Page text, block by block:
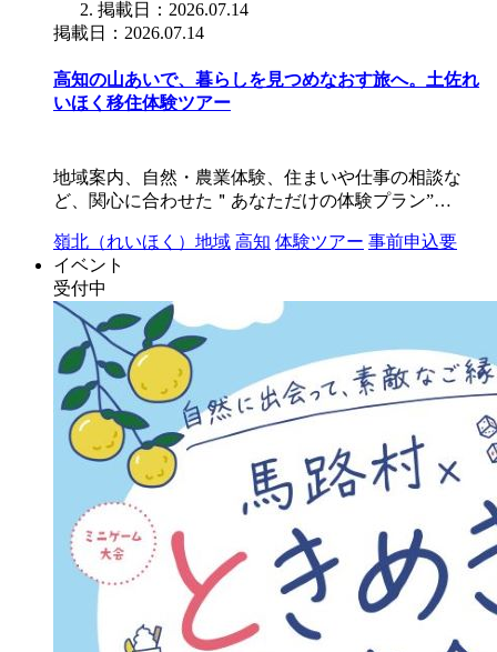
掲載日：2026.07.14
掲載日：2026.07.14
高知の山あいで、暮らしを見つめなおす旅へ。土佐れ
いほく移住体験ツアー
地域案内、自然・農業体験、住まいや仕事の相談な
ど、関心に合わせた＂あなただけの体験プラン”…
嶺北（れいほく）地域 高知 体験ツアー 事前申込要
イベント
受付中